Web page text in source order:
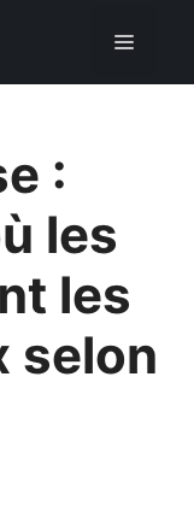
:
les
les
selon